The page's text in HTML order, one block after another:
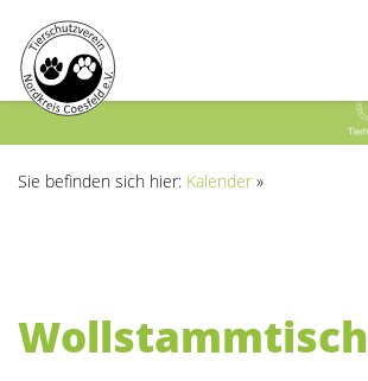
Sie befinden sich hier: Kalender »
Wollstammtisch